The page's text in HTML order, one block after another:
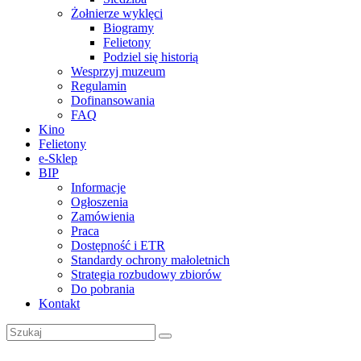
Żołnierze wyklęci
Biogramy
Felietony
Podziel się historią
Wesprzyj muzeum
Regulamin
Dofinansowania
FAQ
Kino
Felietony
e-Sklep
BIP
Informacje
Ogłoszenia
Zamówienia
Praca
Dostępność i ETR
Standardy ochrony małoletnich
Strategia rozbudowy zbiorów
Do pobrania
Kontakt